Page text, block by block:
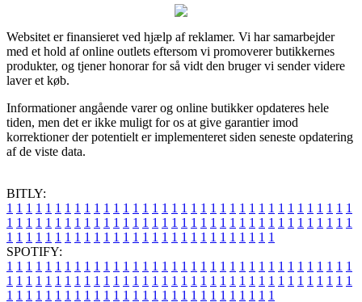
Websitet er finansieret ved hjælp af reklamer. Vi har samarbejder
med et hold af online outlets eftersom vi promoverer butikkernes
produkter, og tjener honorar for så vidt den bruger vi sender videre
laver et køb.
Informationer angående varer og online butikker opdateres hele
tiden, men det er ikke muligt for os at give garantier imod
korrektioner der potentielt er implementeret siden seneste opdatering
af de viste data.
BITLY:
1 1 1 1 1 1 1 1 1 1 1 1 1 1 1 1 1 1 1 1 1 1 1 1 1 1 1 1 1 1 1 1 1 1 1 1
1 1 1 1 1 1 1 1 1 1 1 1 1 1 1 1 1 1 1 1 1 1 1 1 1 1 1 1 1 1 1 1 1 1 1 1
1 1 1 1 1 1 1 1 1 1 1 1 1 1 1 1 1 1 1 1 1 1 1 1 1 1 1 1
SPOTIFY:
1 1 1 1 1 1 1 1 1 1 1 1 1 1 1 1 1 1 1 1 1 1 1 1 1 1 1 1 1 1 1 1 1 1 1 1
1 1 1 1 1 1 1 1 1 1 1 1 1 1 1 1 1 1 1 1 1 1 1 1 1 1 1 1 1 1 1 1 1 1 1 1
1 1 1 1 1 1 1 1 1 1 1 1 1 1 1 1 1 1 1 1 1 1 1 1 1 1 1 1